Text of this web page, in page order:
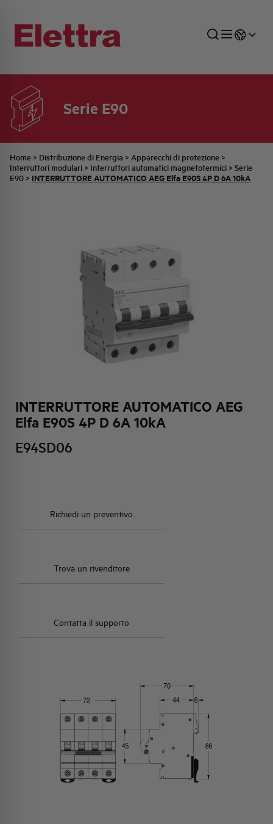
Serie E90
Home > Distribuzione di Energia > Apparecchi di protezione >
Interruttori modulari > Interruttori automatici magnetotermici > Serie
E90 > INTERRUTTORE AUTOMATICO AEG Elfa E90S 4P D 6A 10kA
INTERRUTTORE AUTOMATICO AEG
Elfa E90S 4P D 6A 10kA
E94SD06
Richiedi un preventivo
Trova un rivenditore
Contatta il supporto
SETTORI
INDUSTRIALE
DISTRIBUZIONE DI ENERGIA
AUTOMAZIONE INDUSTRIALE
RETE COMMERCIALE
UFFICIO TECNICO
PREVENTIVAZIONE
COMMESSE QUADRI
AZIENDA
FAMIGLIA BELLINI
IDENTITÀ AZIENDALE
ATTIVITÀ E MERCATI
TUTTE LE NEWS
ULTIME NOTIZIE ISTITUZIONALI
JOB CAREERS
PARTNER